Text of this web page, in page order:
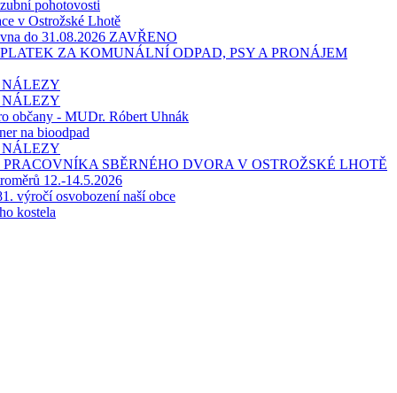
pohotovosti
v Ostrožské Lhotě
do 31.08.2026 ZAVŘENO
ZA KOMUNÁLNÍ ODPAD, PSY A PRONÁJEM
občany - MUDr. Róbert Uhnák
na bioodpad
SBĚRNÉHO DVORA V OSTROŽSKÉ LHOTĚ
12.-14.5.2026
výročí osvobození naší obce
kostela